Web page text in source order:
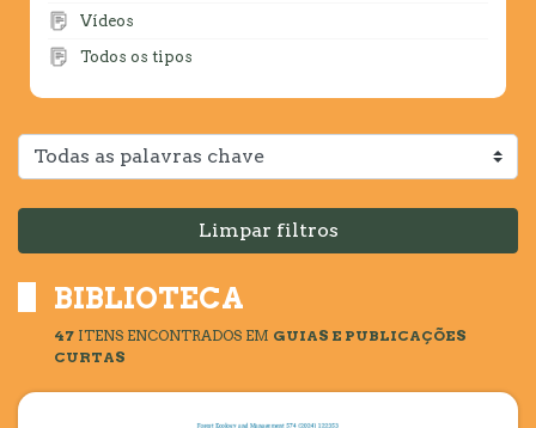
Vídeos
Todos os tipos
Limpar filtros
BIBLIOTECA
47 ITENS ENCONTRADOS EM GUIAS E PUBLICAÇÕES
CURTAS